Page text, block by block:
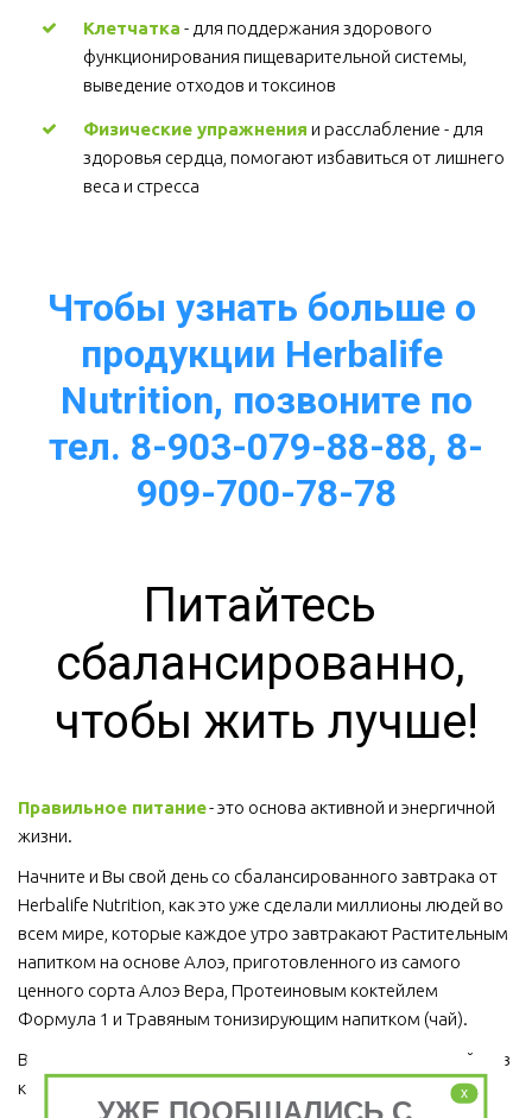
Клетчатка - для поддержания здорового
функционирования пищеварительной системы,
выведение отходов и токсинов
Физические упражнения и расслабление - для
здоровья сердца, помогают избавиться от лишнего
веса и стресса
Чтобы узнать больше о
продукции Herbalife
Nutrition, позвоните по
тел. 8-903-079-88-88, 8-
909-700-78-78
Питайтесь
сбалансированно,
чтобы жить лучше!
Правильное питание - это основа активной и энергичной
жизни.
Начните и Вы свой день со сбалансированного завтрака от
Herbalife Nutrition, как это уже сделали миллионы людей во
всем мире, которые каждое утро завтракают Растительным
напитком на основе Алоэ, приготовленного из самого
ценного сорта Алоэ Вера, Протеиновым коктейлем
Формула 1 и Травяным тонизирующим напитком (чай).
Ведь завтрак является важным приемом пищи, который ни в
коем случае пропускать нельзя!
x
УЖЕ ПООБЩАЛИСЬ С